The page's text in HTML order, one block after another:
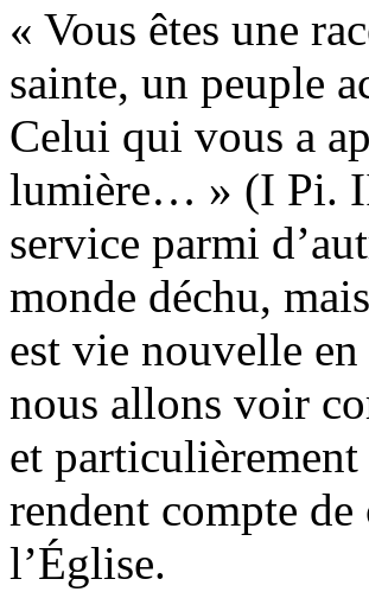
« Vous êtes une
sainte, un peuple
Celui qui vous a
lumière… » (I Pi.
service parmi
monde déchu,
est vie nouvelle
nous allons voir
et
rendent compte
l’Église.